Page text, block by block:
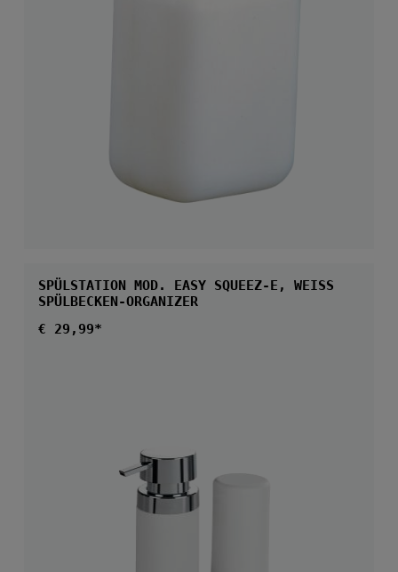
SPÜLSTATION MOD. EASY SQUEEZ-E, WEISS
SPÜLBECKEN-ORGANIZER
Regulärer Preis:
€ 29,99*